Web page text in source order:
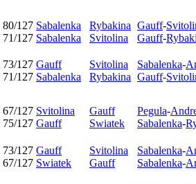
80/127
71/127
Sabalenka
Sabalenka
Rybakina
Svitolina
Gauff-
Gauff-
73/127
71/127
Gauff
Sabalenka
Svitolina
Rybakina
Sabalenka-
Gauff-
67/127
75/127
Svitolina
Gauff
Gauff
Swiatek
Pegula-
Sabalenka-
73/127
67/127
Gauff
Swiatek
Svitolina
Gauff
Sabalenka-
Sabalenka-